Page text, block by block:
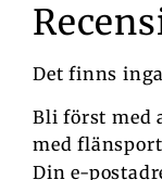
Det finns
Bli först med
med flänsport
Din e-